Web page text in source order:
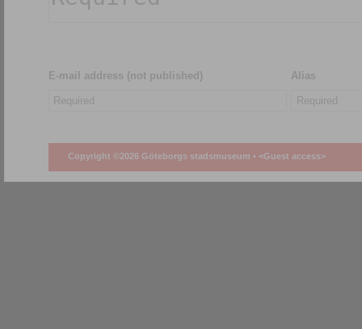
E-mail address (not published) Alias
Copyright ©2026 Göteborgs stadsmuseum • <Guest access>